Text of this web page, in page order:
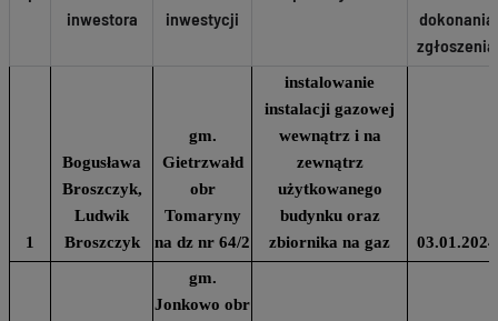
inwestora
inwestycji
dokonania
zgłoszenia
1
Bogusława
Broszczyk,
Ludwik
Broszczyk
gm.
Gietrzwałd
obr
Tomaryny
na dz nr 64/2
instalowanie
instalacji gazowej
wewnątrz i na
zewnątrz
użytkowanego
budynku oraz
zbiornika na gaz
03.01.2024
gm.
Jonkowo obr